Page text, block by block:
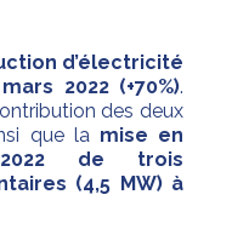
d’électricité
2022 (+70%).
des deux
que la mise en
de trois
(4,5 MW) à